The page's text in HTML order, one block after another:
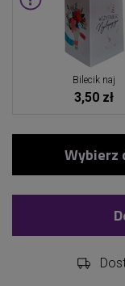
Bilecik naj
3,50 zł